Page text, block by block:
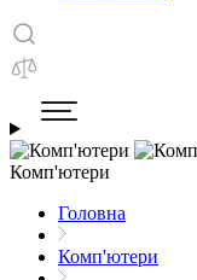
Комп'ютери
Головна
Комп'ютери